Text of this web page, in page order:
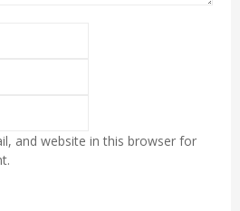
and website in this browser for